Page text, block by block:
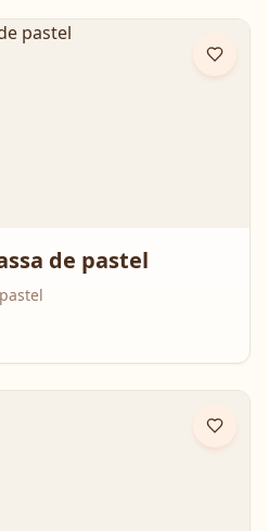
de pastel